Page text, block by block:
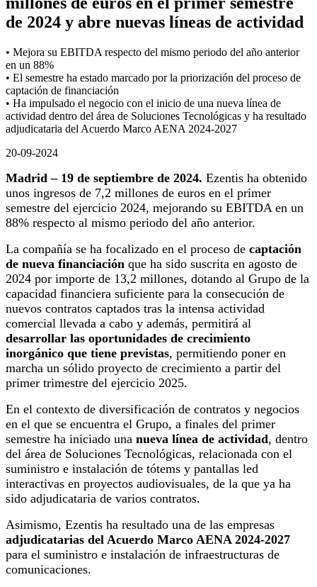
de 2024 y abre nuevas líneas de actividad
• Mejora su EBITDA respecto del mismo periodo del año anterior
en un 88%
• El semestre ha estado marcado por la priorización del proceso de
captación de financiación
• Ha impulsado el negocio con el inicio de una nueva línea de
actividad dentro del área de Soluciones Tecnológicas y ha resultado
adjudicataria del Acuerdo Marco AENA 2024-2027
20-09-2024
Madrid – 19 de septiembre de 2024. Ezentis ha obtenido
unos ingresos de 7,2 millones de euros en el primer
semestre del ejercicio 2024, mejorando su EBITDA en un
88% respecto al mismo periodo del año anterior.
La compañía se ha focalizado en el proceso de captación
de nueva financiación que ha sido suscrita en agosto de
2024 por importe de 13,2 millones, dotando al Grupo de la
capacidad financiera suficiente para la consecución de
nuevos contratos captados tras la intensa actividad
comercial llevada a cabo y además, permitirá al
desarrollar las oportunidades de crecimiento
inorgánico que tiene previstas, permitiendo poner en
marcha un sólido proyecto de crecimiento a partir del
primer trimestre del ejercicio 2025.
En el contexto de diversificación de contratos y negocios
en el que se encuentra el Grupo, a finales del primer
semestre ha iniciado una nueva línea de actividad, dentro
del área de Soluciones Tecnológicas, relacionada con el
suministro e instalación de tótems y pantallas led
interactivas en proyectos audiovisuales, de la que ya ha
sido adjudicataria de varios contratos.
Asimismo, Ezentis ha resultado una de las empresas
adjudicatarias del Acuerdo Marco AENA 2024-2027
para el suministro e instalación de infraestructuras de
comunicaciones.